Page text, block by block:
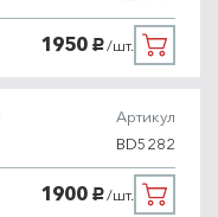
1950 руб./шт.
Артикул
BD5282
1900 руб./шт.